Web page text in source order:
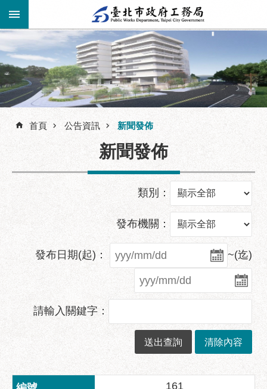
跳到主要內容區塊
進
階
搜
公
告
資
訊
服
關
介
務
訊
政
府
訊
首頁 公告資訊 新聞發佈
新聞發佈
類別：
發布機關：
發布日期(起)： ~(迄)
請輸入關鍵字：
161